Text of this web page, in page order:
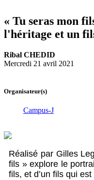
« Tu seras mon
l'héritage et un
Ribal CHEDID
Mercredi 21 avril 2021
Organisateur(s)
Campus-J
Réalisé par Gilles
fils » explore le
fils, et d’un fils qui